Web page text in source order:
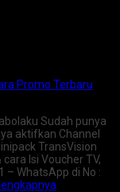
Promo Terbaru
Sudah punya
aktifkan Channel
TransVision
Isi Voucher TV,
– WhatsApp di No :